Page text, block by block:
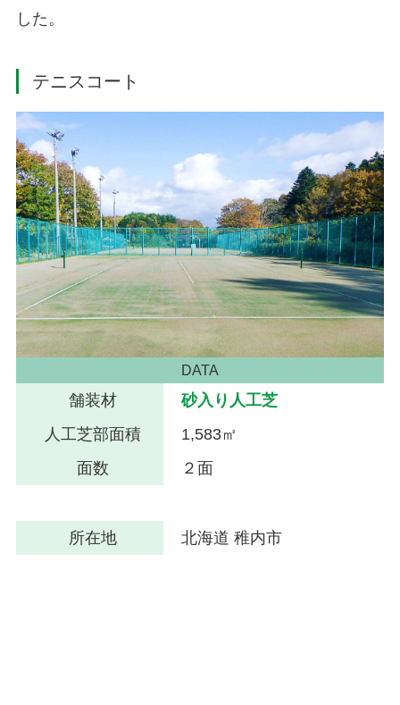
した。
テニスコート
DATA
舗装材
砂入り人工芝
人工芝部面積
1,583㎡
面数
２面
所在地 北海道 稚内市